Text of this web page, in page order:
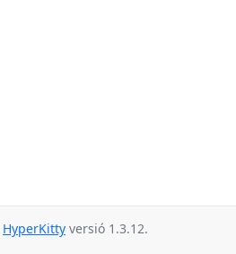
HyperKitty versió 1.3.12.